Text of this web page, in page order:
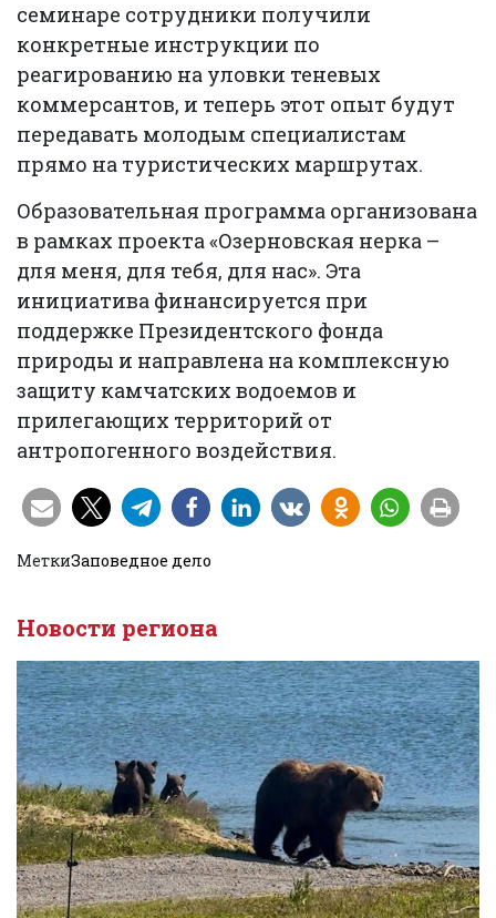
семинаре сотрудники получили
конкретные инструкции по
реагированию на уловки теневых
коммерсантов, и теперь этот опыт будут
передавать молодым специалистам
прямо на туристических маршрутах.
Образовательная программа организована
в рамках проекта «Озерновская нерка –
для меня, для тебя, для нас». Эта
инициатива финансируется при
поддержке Президентского фонда
природы и направлена на комплексную
защиту камчатских водоемов и
прилегающих территорий от
антропогенного воздействия.
МеткиЗаповедное дело
Новости региона